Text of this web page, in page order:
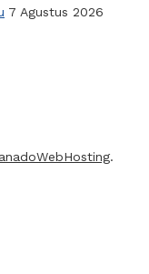
7 Agustus 2026
.